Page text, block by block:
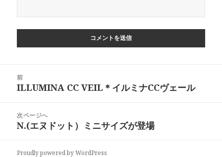
前
前
投
稿:
ILLUMINA CC VEIL＊イルミナCCヴェール
次ページへ
次
投
N.(エヌドット）ミニサイズが登場
Proudly powered by WordPress